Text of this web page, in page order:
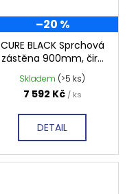
–20 %
CURE BLACK Sprchová
zástěna 900mm, čiré
sklo, CB90
Skladem (>5 ks)
7 592 Kč / ks
DETAIL